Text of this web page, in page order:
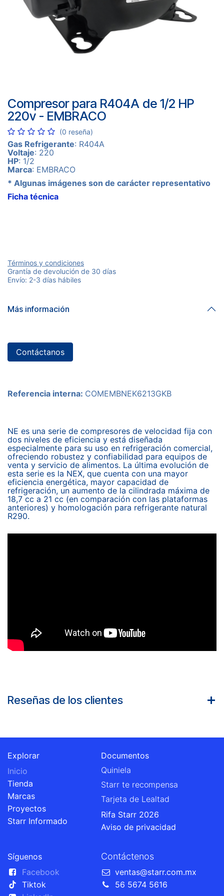
Compresor para R404A de 1/2 HP
220v - EMBRACO
(0 reseña)
Gas Refrigerante: R404A
Voltaje: 220
HP: 1/2
Marca: EMBRACO
* Algunas imágenes son de carácter representativo
Ficha técnica
Términos y condiciones
Grantía de devolución de 30 días
Envío: 2-3 días hábiles
Más información
Contáctanos
Referencia interna: COMEMBNEK6213GKB
NE es una serie de compresores de velocidad fija con
dos niveles de eficiencia y está diseñada
especialmente para su uso en refrigeración comercial,
ofreciendo robustez y confiabilidad para equipos de
venta y servicio de alimentos. La última evolución de
esta serie es la NEX, que cuenta con una mayor
eficiencia energética, mayor capacidad de
refrigeración, un aumento de la cilindrada máxima de
18,7 cc a 21 cc (en comparación con las plataformas
anteriores) y homologación para refrigerante natural
R290.
Reseñas de los clientes
Explorar
Inicio
Tienda
Marcas
Proyectos
Starr Informado
Documentos
Quiniela
Starr te recompensa
Tarjeta de Lealtad
Rifa Starr 2026
Aviso de privacidad
Síguenos
Facebook
Tiktok
Contáctenos
ventas@starr.com.mx
56 5674 5616